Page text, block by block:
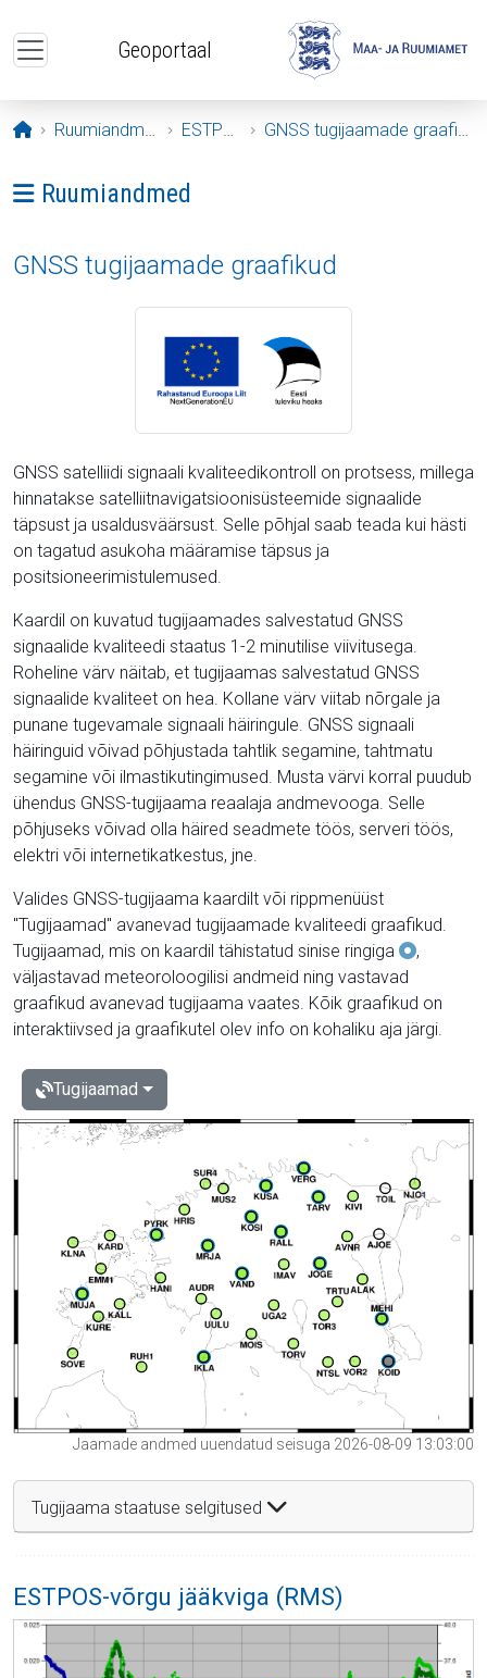
Geoportaal
Avaleht
Ruumiandmed ESTPOS GNSS tugijaamade graafikud
Ava menüü: Ruumiandmed
Ruumiandmed
GNSS tugijaamade graafikud
GNSS satelliidi signaali kvaliteedikontroll on protsess, millega
hinnatakse satelliitnavigatsioonisüsteemide signaalide
täpsust ja usaldusväärsust. Selle põhjal saab teada kui hästi
on tagatud asukoha määramise täpsus ja
positsioneerimistulemused.
Kaardil on kuvatud tugijaamades salvestatud GNSS
signaalide kvaliteedi staatus 1-2 minutilise viivitusega.
Roheline värv näitab, et tugijaamas salvestatud GNSS
signaalide kvaliteet on hea. Kollane värv viitab nõrgale ja
punane tugevamale signaali häiringule. GNSS signaali
häiringuid võivad põhjustada tahtlik segamine, tahtmatu
segamine või ilmastikutingimused. Musta värvi korral puudub
ühendus GNSS-tugijaama reaalaja andmevooga. Selle
põhjuseks võivad olla häired seadmete töös, serveri töös,
elektri või internetikatkestus, jne.
Valides GNSS-tugijaama kaardilt või rippmenüüst
"Tugijaamad" avanevad tugijaamade kvaliteedi graafikud.
Tugijaamad, mis on kaardil tähistatud sinise ringiga
,
väljastavad meteoroloogilisi andmeid ning vastavad
graafikud avanevad tugijaama vaates. Kõik graafikud on
interaktiivsed ja graafikutel olev info on kohaliku aja järgi.
Tugijaamad
Jaamade andmed uuendatud seisuga 2026-08-09 13:03:00
Tugijaama staatuse selgitused
ESTPOS-võrgu jääkviga (RMS)